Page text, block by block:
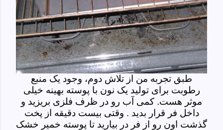
طبق تجربه من از تلاش دوم، وجود یک منبع
رطوبت برای تولید یک نون با پوسته بهینه خیلی
موثر هست. کمی آب رو در ظرف فلزی بریزید و
داخل فر قرار بدید . وقتی بیست دقیقه از پخت
گذشت اون رو از فر در بیارید تا پوسته خمیر خشک